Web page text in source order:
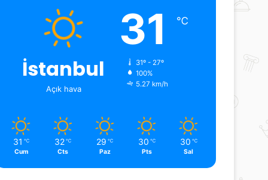
İstanbul
Açık hava
31 ℃
31º - 27º
100%
5.27 km/h
31 ℃
Cum
32 ℃
Cts
29 ℃
Paz
30 ℃
Pts
30 ℃
Sal